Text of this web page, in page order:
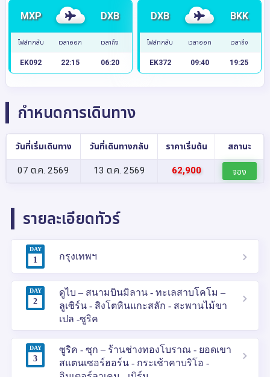
MXP DXB
ไฟล์ทกลับ เวลาออก เวลาถึง
EK092 22:15 06:20
DXB BKK
ไฟล์ทกลับ เวลาออก เวลาถึง
EK372 09:40 19:25
กำหนดการเดินทาง
วันที่เริ่มเดินทาง วันที่เดินทางกลับ ราคาเริ่มต้น สถานะ
07 ต.ค. 2569 13 ต.ค. 2569 62,900 จอง
รายละเอียดทัวร์
DAY
1 กรุงเทพฯ
DAY
2
ดูไบ – สนามบินมิลาน - ทะเลสาบโคโม –
ลูเซิร์น - สิงโตหินแกะสลัก - สะพานไม้ขา
เปล -ซูริค
DAY
3
ซูริค - ซุก – ร้านช่างทองโบราณ - ยอดเขา
สแตนเซอร์ฮอร์น - กระเช้าคาบริโอ -